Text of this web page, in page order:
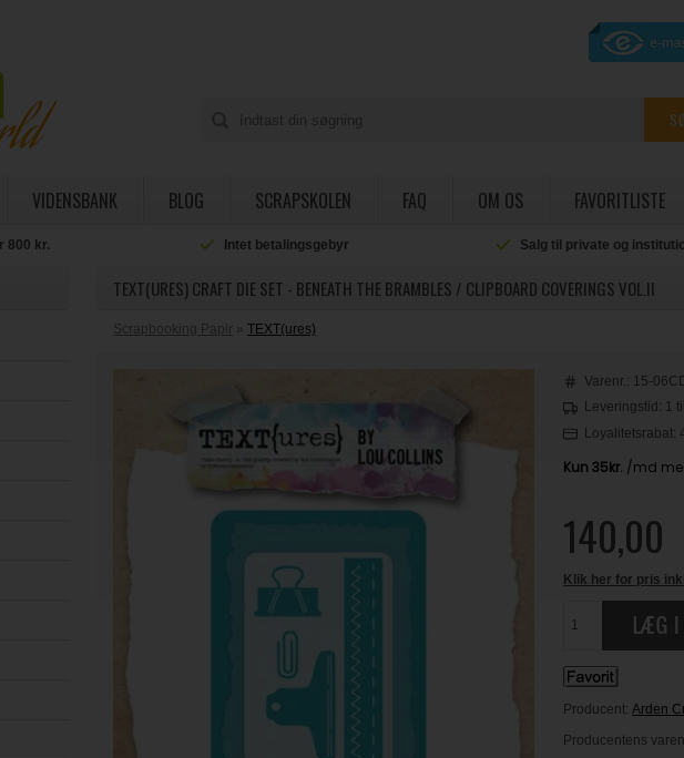
VIDENSBANK BLOG SCRAPSKOLEN FAQ OM OS FAVORITLISTE
800 kr. Intet betalingsgebyr Salg til private og
TEXT(URES) CRAFT DIE SET - BENEATH THE BRAMBLES / CLIPBOARD COVERINGS VOL.II
Scrapbooking Papir »TEXT(ures)
Varenr.: 15-
Leveringstid: 1
Loyalitetsrabat:
140,00
Klik her for pris
Producent:Arden
Producentens